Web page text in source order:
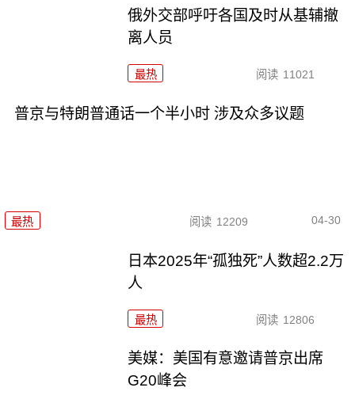
俄外交部呼吁各国及时从基辅撤
离人员
最热 阅读 11021
普京与特朗普通话一个半小时 涉及众多议题
最热 阅读 12209 04-30
日本2025年“孤独死”人数超2.2万
人
最热 阅读 12806
美媒：美国有意邀请普京出席
G20峰会